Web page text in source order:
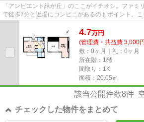
「アンビエント緑が丘」のここがイチオシ。ファミ
で徒歩7分と近場にコンビニがあるのもポイント。
4.7万円
(管理費・共益費 3,000
敷：0ヶ月｜礼：0ヶ月
所在階：1階
間取り：1K
面積：20.05㎡
該当公開件数8件
チェックした物件をまとめて